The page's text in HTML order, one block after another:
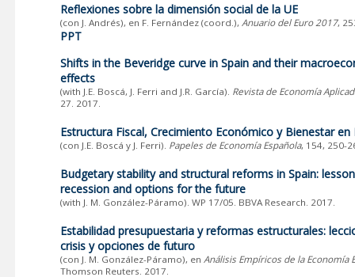
Reflexiones sobre la dimensión social de la UE
(con J. Andrés), en F. Fernández (coord.), Anuario del Euro 2017,
PPT
Shifts in the Beveridge curve in Spain and their
effects
(with J.E. Boscá, J. Ferri and J.R. García). Revista de Economía
27. 2017.
Estructura Fiscal, Crecimiento Económico y Bienestar en
(con J.E. Boscá y J. Ferri). Papeles de Economía Española, 154, 250-
Budgetary stability and structural reforms in Spain:
recession and options for the future
(with J. M. González-Páramo). WP 17/05. BBVA Research. 2017.
Estabilidad presupuestaria y reformas estructurales:
crisis y opciones de futuro
(con J. M. González-Páramo), en Análisis Empíricos de la Economía
Thomson Reuters. 2017.